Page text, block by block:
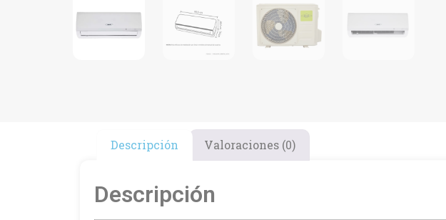
Descripción Valoraciones (0)
Descripción